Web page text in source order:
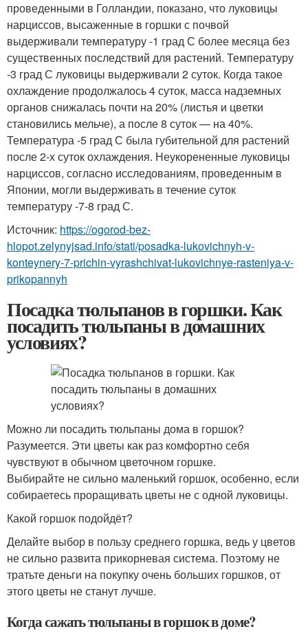
проведенными в Голландии, показано, что луковицы
нарциссов, высаженные в горшки с почвой
выдерживали температуру -1 град С более месяца без
существенных последствий для растений. Температуру
-3 град С луковицы выдерживали 2 суток. Когда такое
охлаждение продолжалось 4 суток, масса надземных
органов снижалась почти на 20% (листья и цветки
становились мельче), а после 8 суток — на 40%.
Температура -5 град С была губительной для растений
после 2-х суток охлаждения. Неукорененные луковицы
нарциссов, согласно исследованиям, проведенным в
Японии, могли выдерживать в течение суток
температуру -7-8 град С.
Источник: https://ogorod-bez-
hlopot.zelynyjsad.info/stati/posadka-lukovichnyh-v-
konteynery-7-prichin-vyrashchivat-lukovichnye-rasteniya-v-
prikopannyh
Посадка тюльпанов в горшки. Как
посадить тюльпаны в домашних
условиях?
Можно ли посадить тюльпаны дома в горшок?
Разумеется. Эти цветы как раз комфортно себя
чувствуют в обычном цветочном горшке.
Выбирайте не сильно маленький горшок, особенно, если
собираетесь проращивать цветы не с одной луковицы.
Какой горшок подойдёт?
Делайте выбор в пользу среднего горшка, ведь у цветов
не сильно развита прикорневая система. Поэтому не
тратьте деньги на покупку очень больших горшков, от
этого цветы не станут лучше.
Когда сажать тюльпаны в горшок в доме?